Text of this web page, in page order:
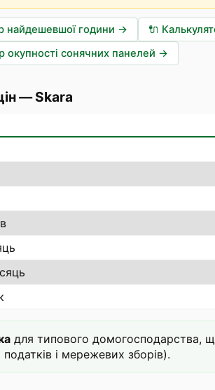
найдешевшої години → 🔌
окупності сонячних панелей →
—Skara
для типового домогосподарства,
і мережевих зборів).